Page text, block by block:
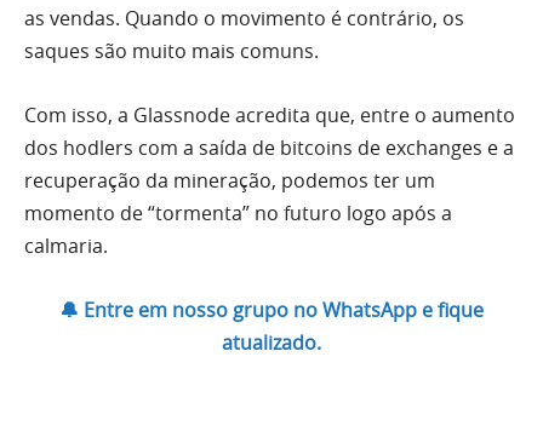
as vendas. Quando o movimento é contrário, os
saques são muito mais comuns.
Com isso, a Glassnode acredita que, entre o aumento
dos hodlers com a saída de bitcoins de exchanges e a
recuperação da mineração, podemos ter um
momento de “tormenta” no futuro logo após a
calmaria.
🔔 Entre em nosso grupo no WhatsApp e fique
atualizado.